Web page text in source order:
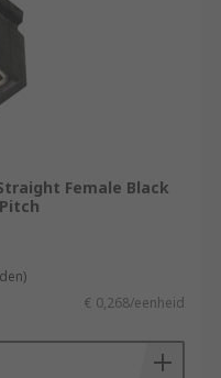
Female Black
€ 0,268/eenheid